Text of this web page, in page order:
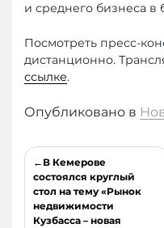
и среднего бизнеса
Посмотреть пресс-
дистанционно.
ссылке.
Опубликовано в
Навигация
по
записям
В Кемерове
состоялся круглый
стол на тему «Рынок
недвижимости
Кузбасса – новая